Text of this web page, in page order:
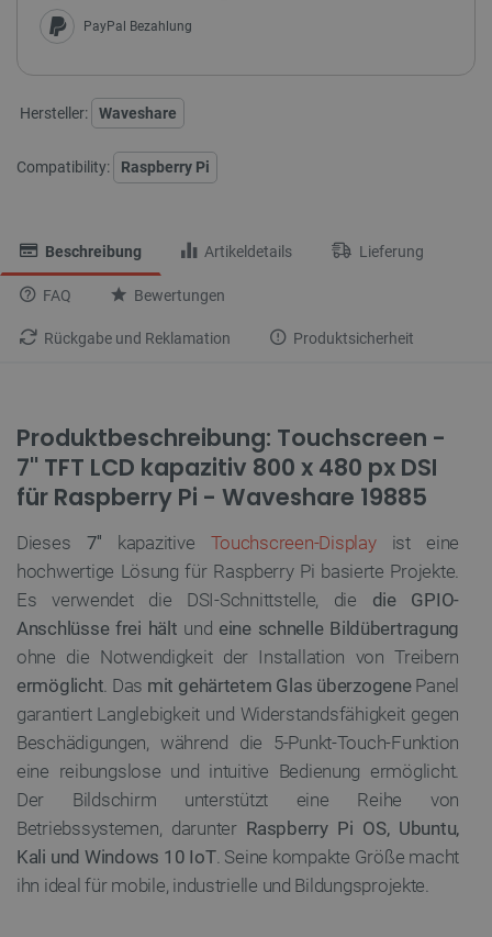
PayPal Bezahlung
Hersteller: Waveshare
Compatibility: Raspberry Pi
Beschreibung Artikeldetails Lieferung
FAQ Bewertungen
Rückgabe und Reklamation Produktsicherheit
Produktbeschreibung: Touchscreen -
7'' TFT LCD kapazitiv 800 x 480 px DSI
für Raspberry Pi - Waveshare 19885
Dieses 7'' kapazitive Touchscreen-Displayist eine
hochwertige Lösung für Raspberry Pi basierte Projekte.
Es verwendet die DSI-Schnittstelle, die die GPIO-
Anschlüsse frei hält und eine schnelle Bildübertragung
ohne die Notwendigkeit der Installation von Treibern
ermöglicht . Das mit gehärtetem Glas überzogenePanel
garantiert Langlebigkeit und Widerstandsfähigkeit gegen
Beschädigungen, während die 5-Punkt-Touch-Funktion
eine reibungslose und intuitive Bedienung ermöglicht.
Der Bildschirm unterstützt eine Reihe von
Betriebssystemen, darunter Raspberry Pi OS, Ubuntu,
Kali und Windows 10 IoT. Seine kompakte Größe macht
ihn ideal für mobile, industrielle und Bildungsprojekte.